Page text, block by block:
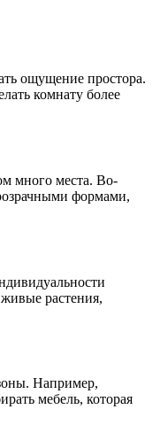
ощущение простора.
комнату более
много места. Во-
формами,
растения,
Например,
мебель, которая